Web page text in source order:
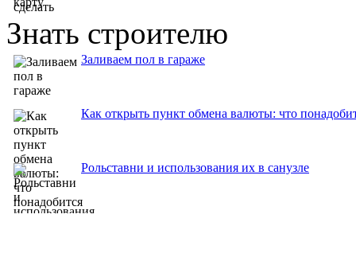
Знать строителю
Заливаем пол в гараже
Как открыть пункт обмена валюты: что
Рольставни и использования их в санузле